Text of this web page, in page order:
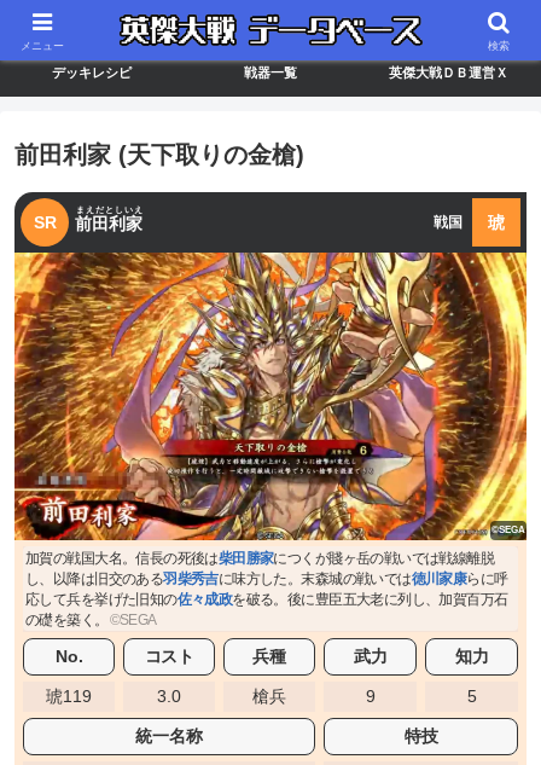
最新バージョン情報 武将ランキング カードリスト
デッキレシピ 戦器一覧 英傑大戦ＤＢ運営Ｘ
前田利家 (天下取りの金槍)
SR 前田利家
まえだとしいえ
戦国 琥
加賀の戦国大名。信長の死後は柴田勝家につくが賤ヶ岳の戦いでは戦線離脱
し、以降は旧交のある羽柴秀吉に味方した。末森城の戦いでは徳川家康らに呼
応して兵を挙げた旧知の佐々成政を破る。後に豊臣五大老に列し、加賀百万石
の礎を築く。
No. コスト 兵種 武力 知力
琥119 3.0 槍兵 9 5
統一名称 特技
メニュー 検索